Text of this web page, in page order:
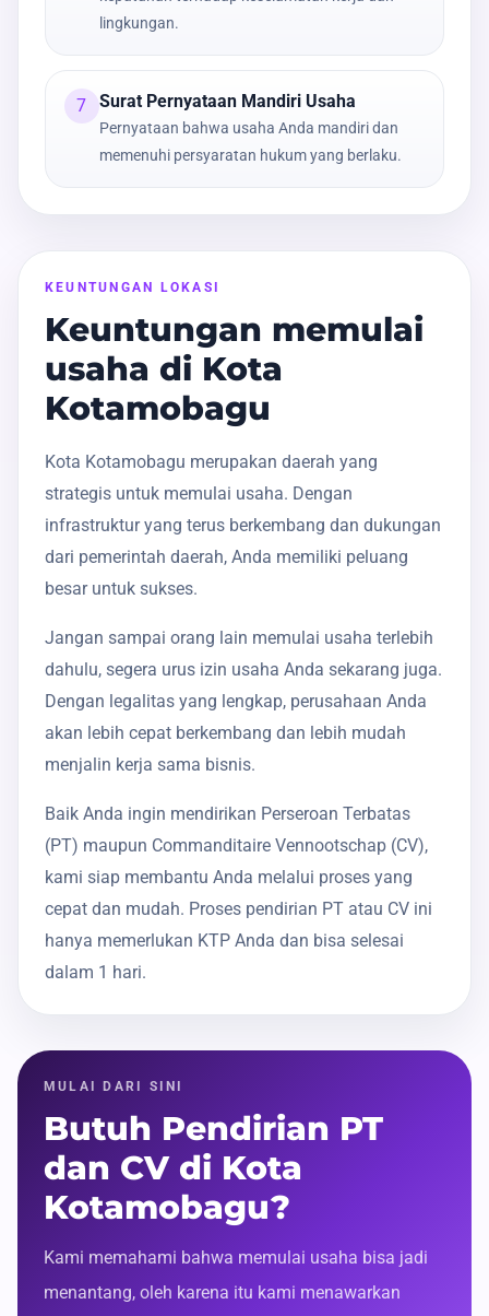
lingkungan.
7 Surat Pernyataan Mandiri Usaha
Pernyataan bahwa usaha Anda mandiri dan
memenuhi persyaratan hukum yang berlaku.
KEUNTUNGAN LOKASI
Keuntungan memulai
usaha di Kota
Kotamobagu
Kota Kotamobagu merupakan daerah yang
strategis untuk memulai usaha. Dengan
infrastruktur yang terus berkembang dan dukungan
dari pemerintah daerah, Anda memiliki peluang
besar untuk sukses.
Jangan sampai orang lain memulai usaha terlebih
dahulu, segera urus izin usaha Anda sekarang juga.
Dengan legalitas yang lengkap, perusahaan Anda
akan lebih cepat berkembang dan lebih mudah
menjalin kerja sama bisnis.
Baik Anda ingin mendirikan Perseroan Terbatas
(PT) maupun Commanditaire Vennootschap (CV),
kami siap membantu Anda melalui proses yang
cepat dan mudah. Proses pendirian PT atau CV ini
hanya memerlukan KTP Anda dan bisa selesai
dalam 1 hari.
MULAI DARI SINI
Butuh Pendirian PT
dan CV di Kota
Kotamobagu?
Kami memahami bahwa memulai usaha bisa jadi
menantang, oleh karena itu kami menawarkan